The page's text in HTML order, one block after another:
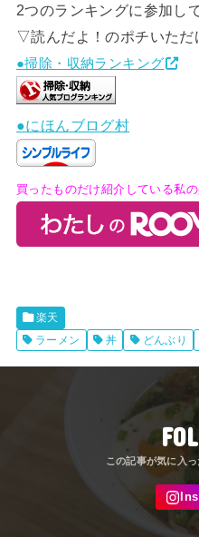
2つのランキングに参加し
▽読んだよ！のポチいただ
●掃除・収納ランキング
●にほんブログ村
買ったものだけ紹介している私
楽天
ラーメン
丼 どんぶり